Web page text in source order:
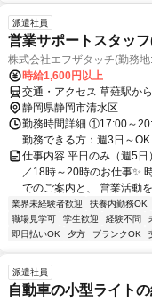
派遣社員
営業サポートスタッ
株式会社エフザタッチ(勤務
時給1,600円以上
交通・アクセス 草薙駅か
静岡県静岡市清水区
勤務時間詳細 ①17:00～
勤務できる方：週3日～
仕事内容 平日のみ（週5
／18時～20時のお仕事✨
でのご案内と、 営業活動
業界未経験者歓迎 扶養内勤務OK
職場見学可
学生歓迎 経験不問
即日払いOK
夕方 ブランクOK
派遣社員
自動車の小型ライト